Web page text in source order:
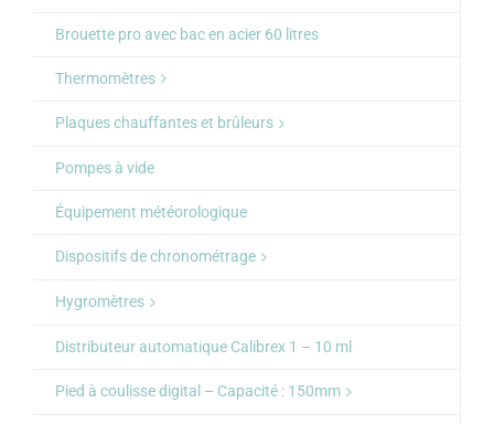
Brouette pro avec bac en acier 60 litres
Thermomètres
Plaques chauffantes et brûleurs
Pompes à vide
Équipement météorologique
Dispositifs de chronométrage
Hygromètres
Distributeur automatique Calibrex 1 – 10 ml
Pied à coulisse digital – Capacité : 150mm